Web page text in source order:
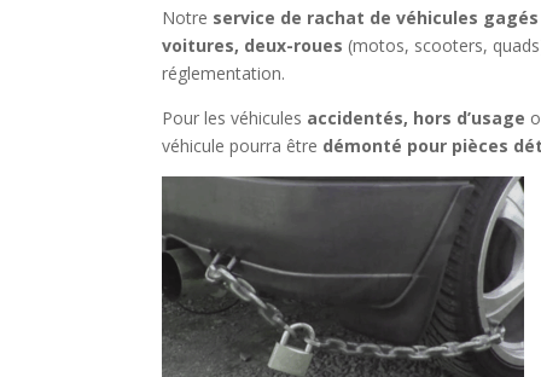
Notre service de rachat de véhicules
voitures, deux-roues (motos, scooters,
réglementation.
Pour les véhicules accidentés, hors d’usage
véhicule pourra être démonté pour pièces